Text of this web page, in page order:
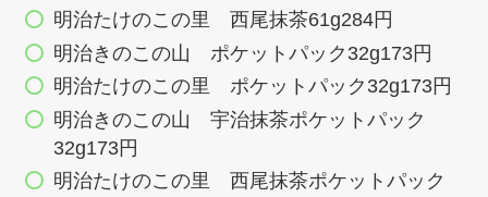
明治たけのこの里 西尾抹茶61g284円
明治きのこの山 ポケットパック32g173円
明治たけのこの里 ポケットパック32g173円
明治きのこの山 宇治抹茶ポケットパック
32g173円
明治たけのこの里 西尾抹茶ポケットパック